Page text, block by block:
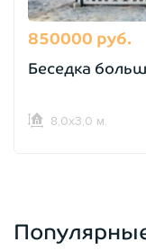
850000 руб.
Беседка
8,0х3,0 м.